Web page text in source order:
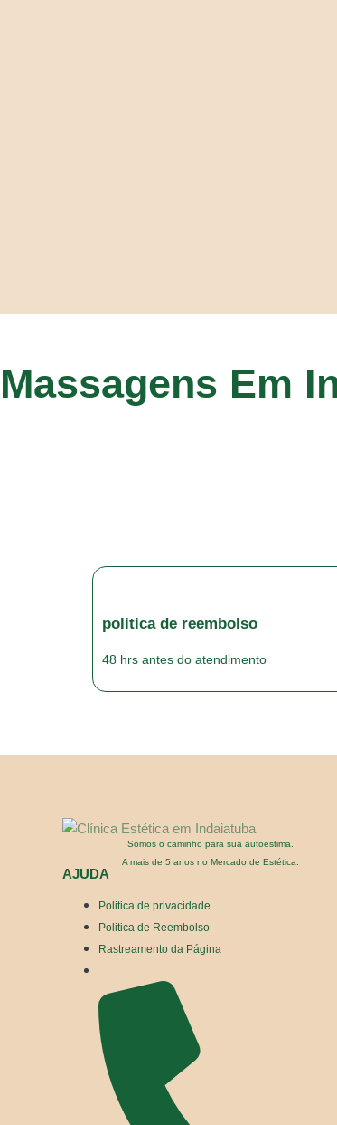
Massagens Em
politica de reembolso
48 hrs antes do atendimento
Somos o caminho para sua autoestima.
A mais de 5 anos no Mercado de Estética.
AJUDA
Politica de privacidade
Politica de Reembolso
Rastreamento da Página